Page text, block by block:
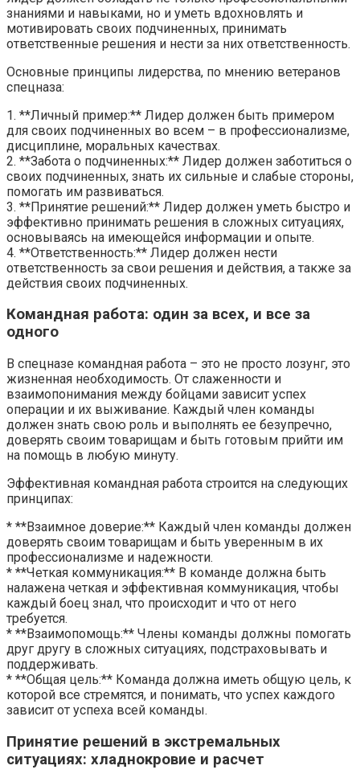
знаниями и навыками, но и уметь вдохновлять и
мотивировать своих подчиненных, принимать
ответственные решения и нести за них ответственность.
Основные принципы лидерства, по мнению ветеранов
спецназа:
1. **Личный пример:** Лидер должен быть примером
для своих подчиненных во всем – в профессионализме,
дисциплине, моральных качествах.
2. **Забота о подчиненных:** Лидер должен заботиться о
своих подчиненных, знать их сильные и слабые стороны,
помогать им развиваться.
3. **Принятие решений:** Лидер должен уметь быстро и
эффективно принимать решения в сложных ситуациях,
основываясь на имеющейся информации и опыте.
4. **Ответственность:** Лидер должен нести
ответственность за свои решения и действия, а также за
действия своих подчиненных.
Командная работа: один за всех, и все за
одного
В спецназе командная работа – это не просто лозунг, это
жизненная необходимость. От слаженности и
взаимопонимания между бойцами зависит успех
операции и их выживание. Каждый член команды
должен знать свою роль и выполнять ее безупречно,
доверять своим товарищам и быть готовым прийти им
на помощь в любую минуту.
Эффективная командная работа строится на следующих
принципах:
* **Взаимное доверие:** Каждый член команды должен
доверять своим товарищам и быть уверенным в их
профессионализме и надежности.
* **Четкая коммуникация:** В команде должна быть
налажена четкая и эффективная коммуникация, чтобы
каждый боец знал, что происходит и что от него
требуется.
* **Взаимопомощь:** Члены команды должны помогать
друг другу в сложных ситуациях, подстраховывать и
поддерживать.
* **Общая цель:** Команда должна иметь общую цель, к
которой все стремятся, и понимать, что успех каждого
зависит от успеха всей команды.
Принятие решений в экстремальных
ситуациях: хладнокровие и расчет